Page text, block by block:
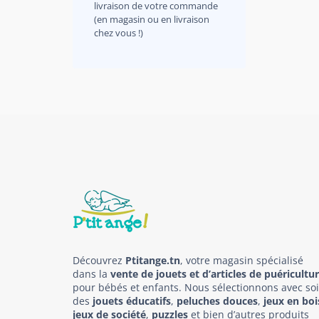
livraison de votre commande
(en magasin ou en livraison
chez vous !)
Découvrez Ptitange.tn, votre magasin spécialisé
dans la vente de jouets et d’articles de
pour bébés et enfants. Nous sélectionnons avec
des jouets éducatifs, peluches douces, jeux en
jeux de société, puzzles et bien d’autres produits